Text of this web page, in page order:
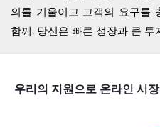
의를 기울이고 고객의 요구를
함께, 당신은 빠른 성장과 큰 투
우리의 지원으로 온라인 시